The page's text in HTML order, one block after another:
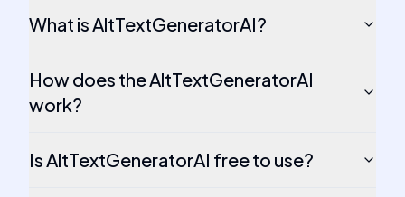
What is AltTextGeneratorAI?
How does the AltTextGeneratorAI
work?
Is AltTextGeneratorAI free to use?